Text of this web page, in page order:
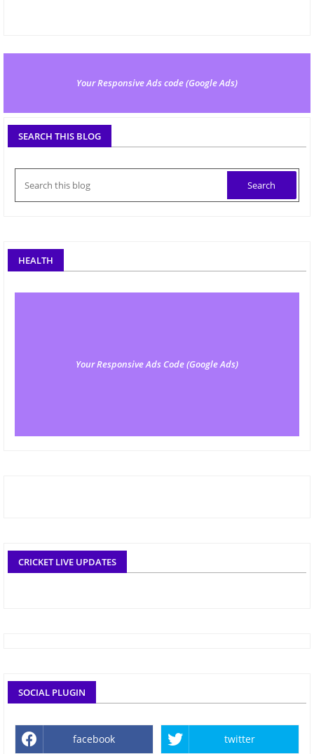
Your Responsive Ads code (Google Ads)
SEARCH THIS BLOG
HEALTH
Your Responsive Ads Code (Google Ads)
CRICKET LIVE UPDATES
SOCIAL PLUGIN
facebook twitter